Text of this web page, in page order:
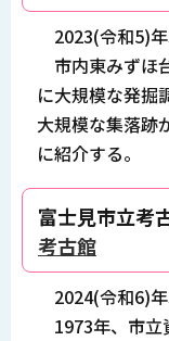
2023(令和5)
市内東みずほ
に大規模な発掘
大規模な集落跡
に紹介する。
富士見市立考
考古館
2024(令和6)
1973年、市立